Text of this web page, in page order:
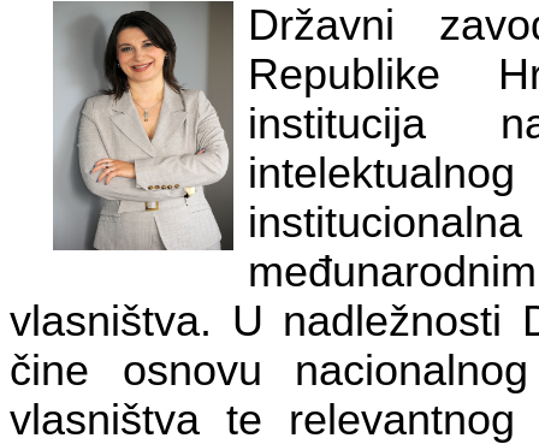
Državni
Republike
institucija
vlasništva. U nadležnosti
čine osnovu
vlasništva te relevantnog